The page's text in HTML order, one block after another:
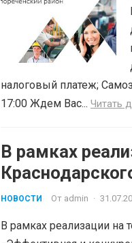
налоговый платеж;
17:00 Ждем Вас... Читать
В рамках
«Эффективная
НОВОСТИ От admin ·
В рамках реализации на